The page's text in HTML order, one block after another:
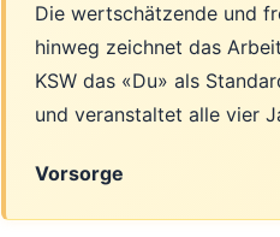
Die wertschätzende und
hinweg zeichnet das
KSW das «Du» als
und veranstaltet alle vier
Vorsorge